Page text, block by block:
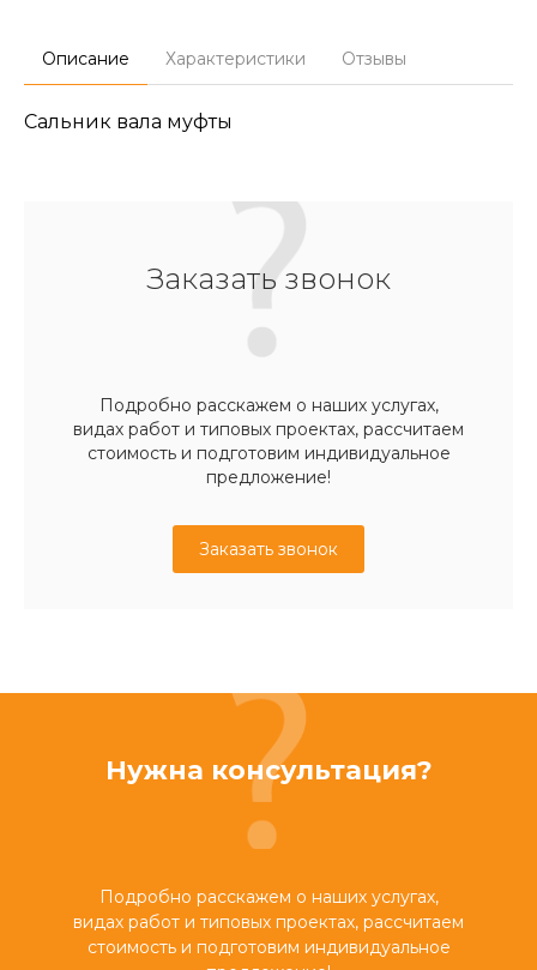
Описание Характеристики Отзывы
Сальник вала муфты
Заказать звонок
Подробно расскажем о наших услугах,
видах работ и типовых проектах, рассчитаем
стоимость и подготовим индивидуальное
предложение!
Заказать звонок
Нужна консультация?
Подробно расскажем о наших услугах,
видах работ и типовых проектах, рассчитаем
стоимость и подготовим индивидуальное